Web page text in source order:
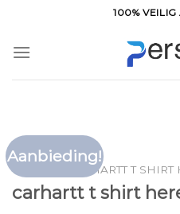
inhoud
100% VEILIG
Aanbieding!
HOME CARHARTT T
carhartt t shirt